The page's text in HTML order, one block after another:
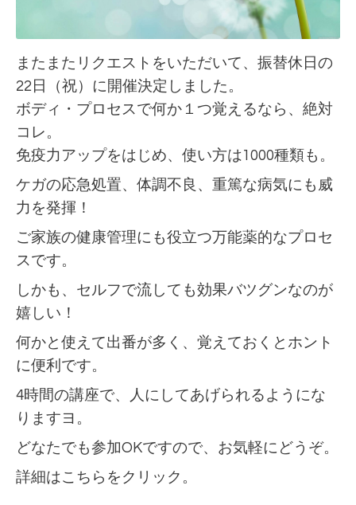
またまたリクエストをいただいて、振替休日の
22日（祝）に開催決定しました。
ボディ・プロセスで何か１つ覚えるなら、絶対
コレ。
免疫力アップをはじめ、 使い方は1000種類も。
ケガの応急処置、体調不良、重篤な病気にも威
力を発揮！
ご家族の健康管理にも役立つ万能薬的なプロセ
スです。
しかも、セルフで流しても効果バツグンなのが
嬉しい！
何かと使えて出番が多く、覚えておくとホント
に便利です。
4時間の講座で、人にしてあげられるようにな
りますヨ。
どなたでも参加OKですので、お気軽にどうぞ。
詳細はこちらをクリック。